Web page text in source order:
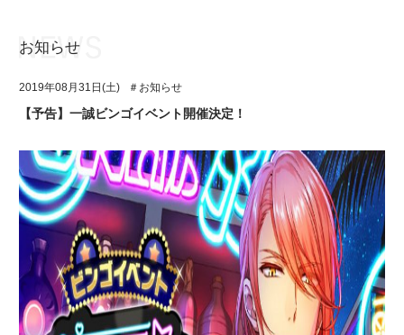
アプリゲーム
イベント・キャンペーン
ミュージック
グッズ・本
ギャラリー
ユニット&キャラクター
アプリゲーム
イベント・キャンペーン
ミュージック
グッズ・本
お知らせ
2019年08月31日(土) ＃お知らせ
【予告】一誠ビンゴイベント開催決定！